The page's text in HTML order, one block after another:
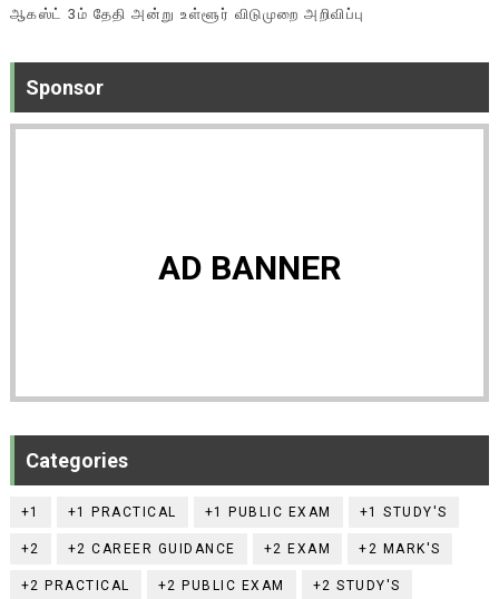
ஆகஸ்ட் 3ம் தேதி அன்று உள்ளூர் விடுமுறை அறிவிப்பு
Sponsor
AD BANNER
Categories
+1 +1 PRACTICAL +1 PUBLIC EXAM +1 STUDY'S
+2 +2 CAREER GUIDANCE +2 EXAM +2 MARK'S
+2 PRACTICAL +2 PUBLIC EXAM +2 STUDY'S